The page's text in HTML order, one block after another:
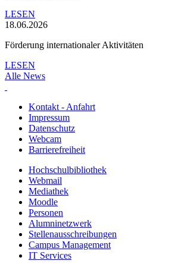
LESEN
18.06.2026
Förderung internationaler Aktivitäten
LESEN
Alle News
Kontakt - Anfahrt
Impressum
Datenschutz
Webcam
Barrierefreiheit
Hochschulbibliothek
Webmail
Mediathek
Moodle
Personen
Alumninetzwerk
Stellenausschreibungen
Campus Management
IT Services